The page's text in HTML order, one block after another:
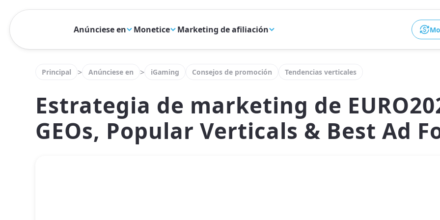
Anúnciese en Monetice Marketing de afiliación
Principal > Anúnciese en > iGaming Consejos de promoción Tendencias verticales
Estrategia de marketing de
GEOs, Popular Verticals & Best Ad